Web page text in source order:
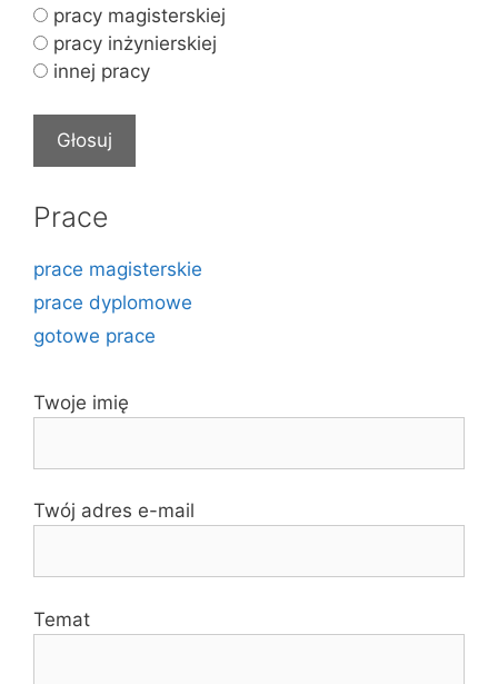
pracy magisterskiej
pracy inżynierskiej
innej pracy
Prace
prace magisterskie
prace dyplomowe
gotowe prace
Twoje imię
Twój adres e-mail
Temat